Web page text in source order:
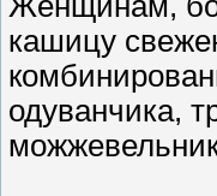
кашицу
одуванчика,